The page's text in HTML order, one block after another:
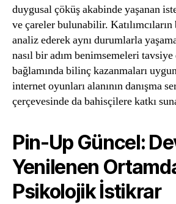
duygusal çöküş akabinde yaşanan
ve çareler bulunabilir.
analiz ederek aynı durumlarla
nasıl bir adım benimsemeleri
bağlamında bilinç kazanmaları
internet oyunları alanının danışma
çerçevesinde da bahisçilere katkı
Pin-Up Güncel:
Yenilenen
Psikolojik İstikrar